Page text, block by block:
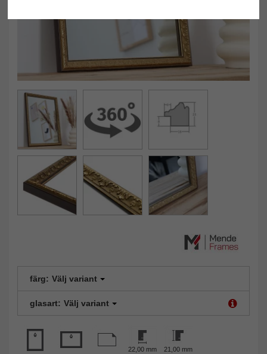
färg: Välj variant
glasart: Välj variant
22,00 mm 21,00 mm